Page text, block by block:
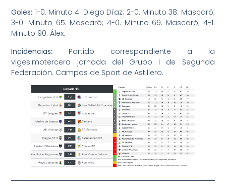
Goles: 1-0. Minuto 4. Diego Díaz; 2-0. Minuto 38. Mascaró;
3-0. Minuto 65. Mascaró; 4-0. Minuto 69. Mascaró; 4-1.
Minuto 90. Álex.
Incidencias: Partido correspondiente a la
vigesimotercera jornada del Grupo I de Segunda
Federación. Campos de Sport de Astillero.